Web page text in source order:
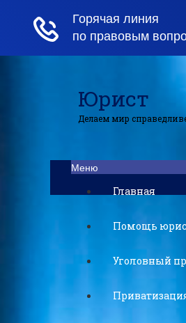
Юрист
Делаем мир
Меню
Главная
Помощь
Уголовный